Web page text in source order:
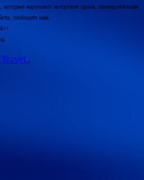
нарушают авторские права, принадлежащие
сообщите нам.
.